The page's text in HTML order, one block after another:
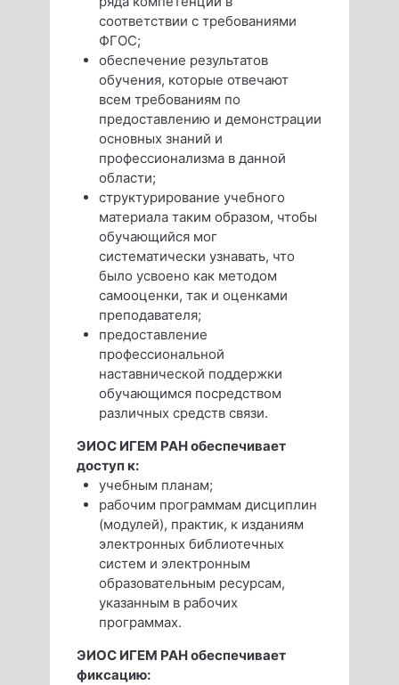
соответствии с требованиями
ФГОС;
обеспечение результатов
обучения, которые отвечают
всем требованиям по
предоставлению и демонстрации
основных знаний и
профессионализма в данной
области;
структурирование учебного
материала таким образом, чтобы
обучающийся мог
систематически узнавать, что
было усвоено как методом
самооценки, так и оценками
преподавателя;
предоставление
профессиональной
наставнической поддержки
обучающимся посредством
различных средств связи.
ЭИОС ИГЕМ РАН обеспечивает
доступ к:
учебным планам;
рабочим программам дисциплин
(модулей), практик, к изданиям
электронных библиотечных
систем и электронным
образовательным ресурсам,
указанным в рабочих
программах.
ЭИОС ИГЕМ РАН обеспечивает
фиксацию: